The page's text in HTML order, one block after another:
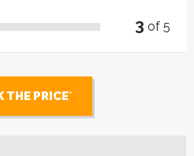
3 of 5
THE PRICE